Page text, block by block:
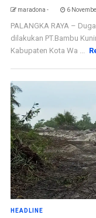
maradona - 6
PALANGKA RAYA –
dilakukan PT.Bambu
Kabupaten Kota Wa ...
HEADLINE